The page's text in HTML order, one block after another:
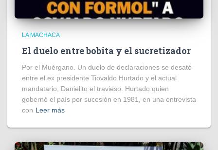
LA MACHACA
El duelo entre bobita y el sucretizador
Por el Muérgano. Un duelo de declaraciones se desató
entre el ex presidente Tiovaldo Hurtado y el actual
mandatario, Danielito el travieso. Hurtado quien
gobernó el país por sucesión en 1981, en una entrevista
con Leer más